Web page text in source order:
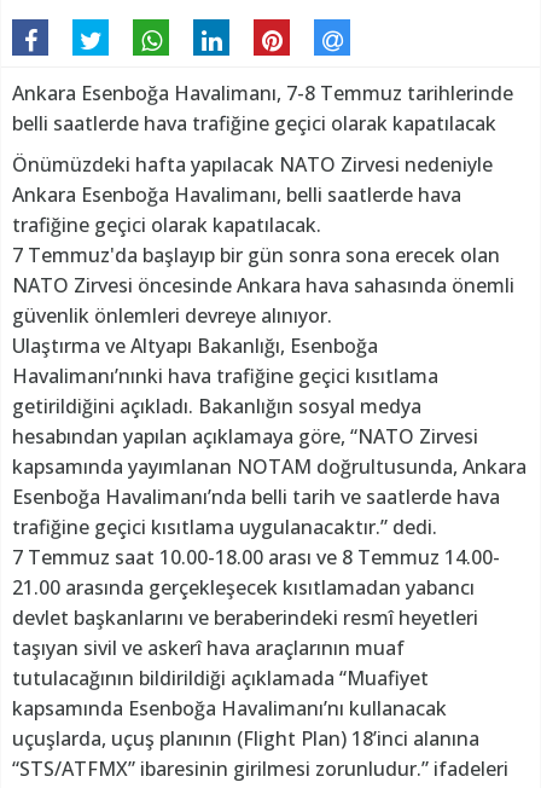
Ankara Esenboğa Havalimanı, 7-8 Temmuz tarihlerinde
belli saatlerde hava trafiğine geçici olarak kapatılacak
Önümüzdeki hafta yapılacak NATO Zirvesi nedeniyle
Ankara Esenboğa Havalimanı, belli saatlerde hava
trafiğine geçici olarak kapatılacak.
7 Temmuz'da başlayıp bir gün sonra sona erecek olan
NATO Zirvesi öncesinde Ankara hava sahasında önemli
güvenlik önlemleri devreye alınıyor.
Ulaştırma ve Altyapı Bakanlığı, Esenboğa
Havalimanı’nınki hava trafiğine geçici kısıtlama
getirildiğini açıkladı. Bakanlığın sosyal medya
hesabından yapılan açıklamaya göre, “NATO Zirvesi
kapsamında yayımlanan NOTAM doğrultusunda, Ankara
Esenboğa Havalimanı’nda belli tarih ve saatlerde hava
trafiğine geçici kısıtlama uygulanacaktır.” dedi.
7 Temmuz saat 10.00-18.00 arası ve 8 Temmuz 14.00-
21.00 arasında gerçekleşecek kısıtlamadan yabancı
devlet başkanlarını ve beraberindeki resmî heyetleri
taşıyan sivil ve askerî hava araçlarının muaf
tutulacağının bildirildiği açıklamada “Muafiyet
kapsamında Esenboğa Havalimanı’nı kullanacak
uçuşlarda, uçuş planının (Flight Plan) 18’inci alanına
“STS/ATFMX” ibaresinin girilmesi zorunludur.” ifadeleri